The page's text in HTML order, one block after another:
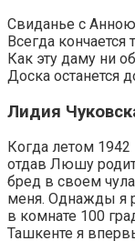
Свиданье с
Всегда кончается
Как эту даму ни
Доска останется
Лидия
Когда летом
отдав Люшу
бред в своем
меня. Однажды я
в комнате 100
Ташкенте я